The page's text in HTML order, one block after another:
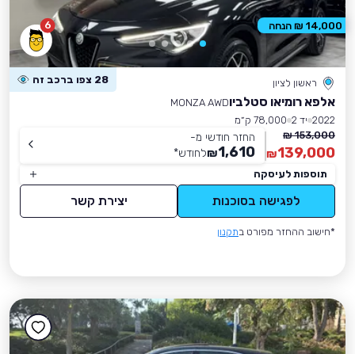
6
ראשון לציון 28 צפו ברכב זה
אלפא רומיאו סטלביוMONZA AWD
2022 יד 2
78,000 ק״מ
153,000 ₪
139,000
₪
החזר חודשי מ-
1,610
₪לחודש*
תוספות לעיסקה
לפגישה בסוכנות יצירת קשר
*חישוב ההחזר מפורט בתקנון
14,000 ₪ הנחה